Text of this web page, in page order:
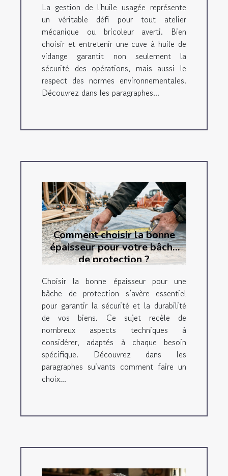
La gestion de l'huile usagée représente
un véritable défi pour tout atelier
mécanique ou bricoleur averti. Bien
choisir et entretenir une cuve à huile de
vidange garantit non seulement la
sécurité des opérations, mais aussi le
respect des normes environnementales.
Découvrez dans les paragraphes...
Comment choisir la bonne
épaisseur pour votre bâche
de protection ?
Choisir la bonne épaisseur pour une
bâche de protection s’avère essentiel
pour garantir la sécurité et la durabilité
de vos biens. Ce sujet recèle de
nombreux aspects techniques à
considérer, adaptés à chaque besoin
spécifique. Découvrez dans les
paragraphes suivants comment faire un
choix...